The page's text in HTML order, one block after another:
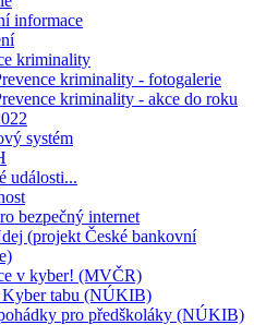
informace
kriminality
kriminality - fotogalerie
kriminality - akce do roku
systém
události...
bezpečný internet
(projekt České bankovní
v kyber! (MVČR)
Kyber tabu (NÚKIB)
pro předškoláky (NÚKIB)